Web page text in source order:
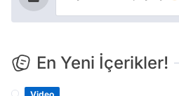
En Yeni İçerikler!